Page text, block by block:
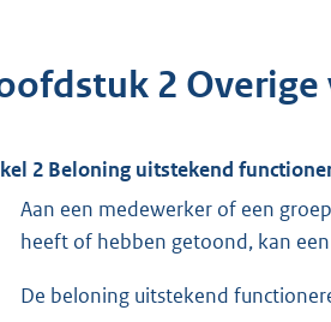
2
2 Beloning uitstekend
Aan een medewerker of een
heeft of hebben getoond, kan
De beloning uitstekend